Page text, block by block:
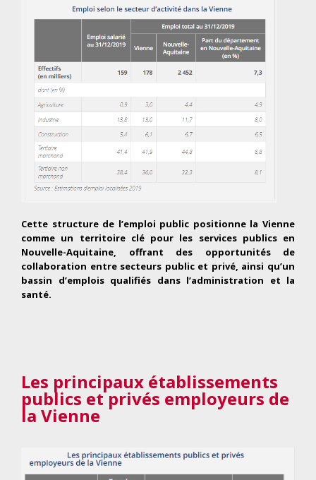
Cette structure de l’emploi public positionne la Vienne
comme un territoire clé pour les services publics en
Nouvelle-Aquitaine, offrant des opportunités de
collaboration entre secteurs public et privé, ainsi qu’un
bassin d’emplois qualifiés dans l’administration et la
santé.
Les principaux établissements
publics et privés employeurs de
la Vienne